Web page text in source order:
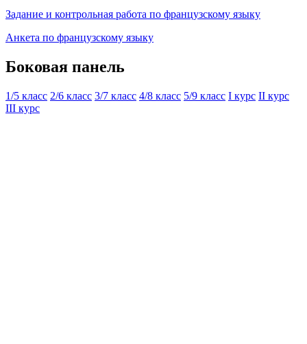
Задание и контрольная работа по французскому языку
Анкета по французскому языку
Боковая панель
1/5 класс 2/6 класс 3/7 класс 4/8 класс 5/9 класс I курс II курс
III курс